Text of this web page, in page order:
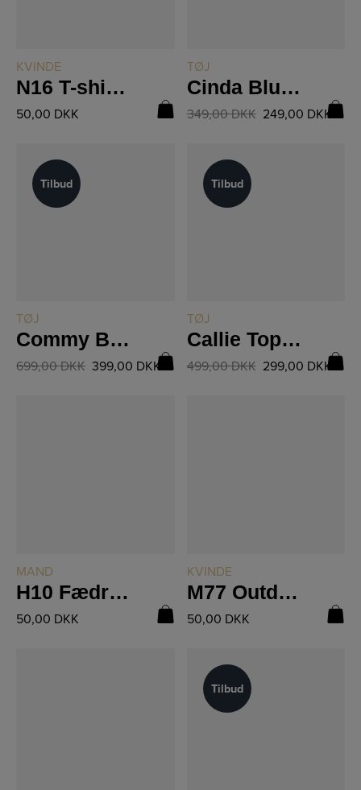
KVINDE
N16 T-shirt Med Striber
50,00 DKK
TØJ
Cinda Bluse 06-40
349,00DKK 249,00 DKK
Tilbud
Tilbud
TØJ
Commy Bukser 04-10
699,00DKK 399,00 DKK
Tilbud
Tilbud
TØJ
Callie Top 8702-46
499,00DKK 299,00 DKK
MAND
H10 Fædreland
50,00 DKK
KVINDE
M77 Outdoor Sweater Bladmønster
50,00 DKK
Tilbud
Tilbud